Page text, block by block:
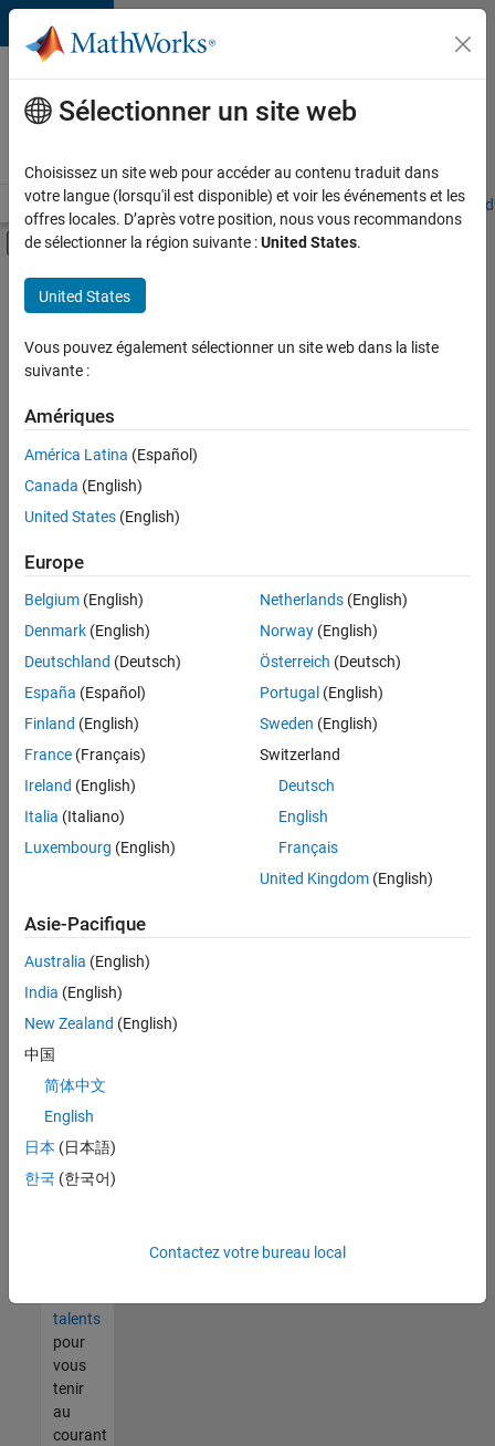
Passer au contenu
Votre
carrière
chez
Accueil Explorer nos opportunités Adresses de nos bureaux
Activer/désactiver l'affichage du menu
Contenu principal
FILTRER PAR
Programme destiné aux nouvelles carrières (EDG)
Infrastructure et architecture
Développement de produits
Actuellement,
aucune
offre
d'emploi
correspondant
à vos
critères
de
recherche.
Vous
pouvez
élargir
votre
recherche
ou
afficher
l’ensemble
d'emploi.
malgré
tout
vous
trouvez
pas
d'offre
corresponde
à vos
talents
pour
vous
tenir
au
courant
Sélectionner un site web
Choisissez un site web pour accéder au contenu traduit dans
votre langue (lorsqu'il est disponible) et voir les événements et les
offres locales. D’après votre position, nous vous recommandons
de sélectionner la région suivante :United States.
United States
Vous pouvez également sélectionner un site web dans la liste
suivante :
Amériques
América Latina (Español)
Canada (English)
United States (English)
Europe
Belgium (English)
Denmark (English)
Deutschland (Deutsch)
España (Español)
Finland (English)
France (Français)
Ireland (English)
Italia (Italiano)
Luxembourg (English)
Netherlands(English)
Norway(English)
Österreich (Deutsch)
Portugal (English)
Sweden (English)
Switzerland
Deutsch
English
Français
United Kingdom(English)
Asie-Pacifique
Australia (English)
India (English)
New Zealand (English)
中国
简体中文
English
日本 (日本語)
한국 (한국어)
Contactez votre bureau local